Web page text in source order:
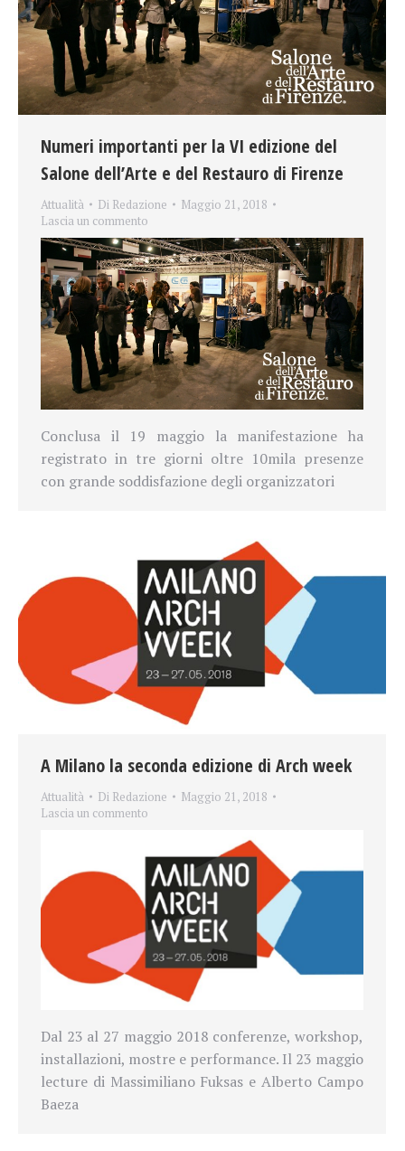
Numeri importanti per la VI edizione del
Salone dell’Arte e del Restauro di Firenze
Attualità Di Redazione
Maggio 21, 2018
Lascia un commento
Conclusa il 19 maggio la manifestazione ha
registrato in tre giorni oltre 10mila presenze
con grande soddisfazione degli organizzatori
A Milano la seconda edizione di Arch week
Attualità Di Redazione
Maggio 21, 2018
Lascia un commento
Dal 23 al 27 maggio 2018 conferenze, workshop,
installazioni, mostre e performance. Il 23 maggio
lecture di Massimiliano Fuksas e Alberto Campo
Baeza